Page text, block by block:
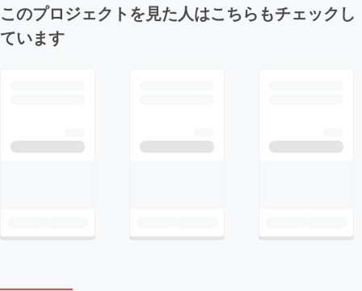
このプロジェクトを見た人はこちらもチェックし
ています